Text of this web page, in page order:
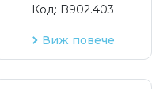
Код: B902.403
Виж повече